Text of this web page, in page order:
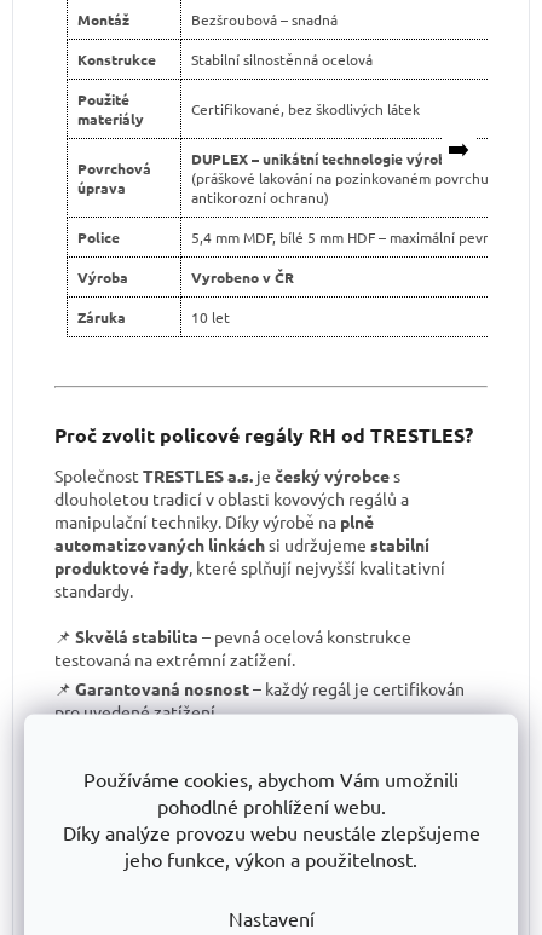
Používáme cookies, abychom Vám umožnili
pohodlné prohlížení webu.
Díky analýze provozu webu neustále zlepšujeme
jeho funkce, výkon a použitelnost.
Nastavení
➡️
Montáž Bezšroubová – snadná
Konstrukce Stabilní silnostěnná ocelová
Použité
materiály
Certifikované, bez škodlivých látek
Povrchová
úprava
DUPLEX – unikátní technologie výroby
(práškové lakování na pozinkovaném povrchu pro
antikorozní ochranu)
Police 5,4 mm MDF, bílé 5 mm HDF – maximální pevnost
Výroba Vyrobeno v ČR
Záruka 10 let
Proč zvolit policové regály RH od TRESTLES?
Společnost TRESTLES a.s. je český výrobces
dlouholetou tradicí v oblasti kovových regálů a
manipulační techniky. Díky výrobě na plně
automatizovaných linkáchsi udržujeme stabilní
produktové řady, které splňují nejvyšší kvalitativní
standardy.
📌 Skvělá stabilita – pevná ocelová konstrukce
testovaná na extrémní zatížení.
📌 Garantovaná nosnost– každý regál je certifikován
pro uvedené zatížení.
Bezkonkurenční poměr kvalita/cena– výborné
zpracování za férovou cenu.
📌Podpora české výroby– investujeme do lokální
produkce a technologického pokroku.
spolehněte se, že vaše skladové řešení bude